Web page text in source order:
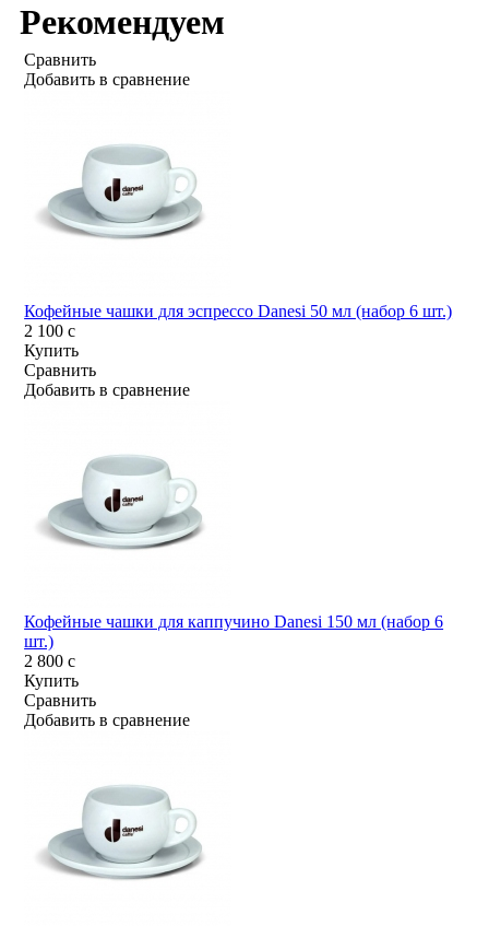
Рекомендуем
Сравнить
Добавить в сравнение
Кофейные чашки для эспрессо Danesi 50 мл (набор 6 шт.)
2 100c
Купить
Сравнить
Добавить в сравнение
Кофейные чашки для каппучино Danesi 150 мл (набор 6
шт.)
2 800c
Купить
Сравнить
Добавить в сравнение